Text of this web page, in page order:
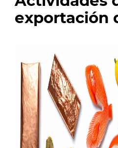
exportación